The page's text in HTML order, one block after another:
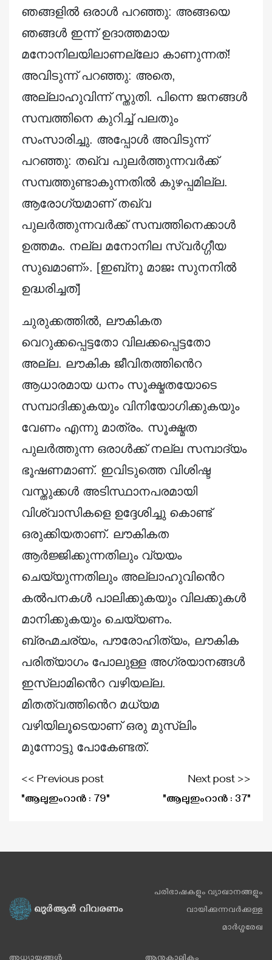
ഞങ്ങളിൽ ഒരാൾ പറഞ്ഞു: അങ്ങയെ
ഞങ്ങൾ ഇന്ന് ഉദാത്തമായ
മനോനിലയിലാണല്ലോ കാണുന്നത്!
അവിടുന്ന് പറഞ്ഞു: അതെ,
അല്ലാഹുവിന്ന് സ്തുതി. പിന്നെ ജനങ്ങൾ
സമ്പത്തിനെ കുറിച്ച് പലതും
സംസാരിച്ചു. അപ്പോൾ അവിടുന്ന്
പറഞ്ഞു: തഖ്‌വ പുലർത്തുന്നവർക്ക്
സമ്പത്തുണ്ടാകുന്നതിൽ കുഴപ്പമില്ല.
ആരോഗ്യമാണ് തഖ്‌വ
പുലർത്തുന്നവർക്ക് സമ്പത്തിനെക്കാൾ
ഉത്തമം. നല്ല മനോനില സ്വർഗ്ഗീയ
സുഖമാണ്». [ഇബ്‌നു മാജഃ സുനനിൽ
ഉദ്ധരിച്ചത്]
ചുരുക്കത്തിൽ, ലൗകികത
വെറുക്കപ്പെട്ടതോ വിലക്കപ്പെട്ടതോ
അല്ല. ലൗകിക ജീവിതത്തിൻെറ
ആധാരമായ ധനം സൂക്ഷ്മതയോടെ
സമ്പാദിക്കുകയും വിനിയോഗിക്കുകയും
വേണം എന്നു മാത്രം. സൂക്ഷ്മത
പുലർത്തുന്ന ഒരാൾക്ക് നല്ല സമ്പാദ്യം
ഭൂഷണമാണ്. ഇവിടുത്തെ വിശിഷ്ട
വസ്തുക്കൾ അടിസ്ഥാനപരമായി
വിശ്വാസികളെ ഉദ്ദേശിച്ചു കൊണ്ട്
ഒരുക്കിയതാണ്. ലൗകികത
ആർജ്ജിക്കുന്നതിലും വ്യയം
ചെയ്യുന്നതിലും അല്ലാഹുവിൻെറ
കൽപനകൾ പാലിക്കുകയും വിലക്കുകൾ
മാനിക്കുകയും ചെയ്യണം.
ബ്രഹ്മചര്യം, പൗരോഹിത്യം, ലൗകിക
പരിത്യാഗം പോലുള്ള അഗ്രയാനങ്ങൾ
ഇസ്‌ലാമിൻെറ വഴിയല്ല.
മിതത്വത്തിൻെറ മധ്യമ
വഴിയിലൂടെയാണ് ഒരു മുസ്‌ലിം
മുന്നോട്ടു പോകേണ്ടത്.
<< Previous post
"ആലുഇംറാൻ : 79"
Next post >>
"ആലുഇംറാൻ : 37"
പരിഭാഷകളും വ്യാഖാനങ്ങളും
വായിക്കുന്നവർക്കുള്ള
മാർഗ്ഗരേഖ